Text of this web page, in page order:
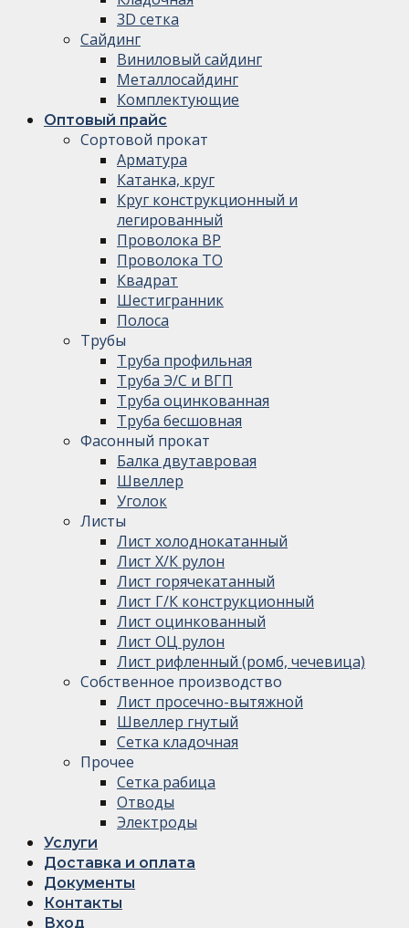
3D сетка
Сайдинг
Виниловый сайдинг
Металлосайдинг
Комплектующие
Оптовый прайс
Сортовой прокат
Арматура
Катанка, круг
Круг конструкционный и
легированный
Проволока ВР
Проволока ТО
Квадрат
Шестигранник
Полоса
Трубы
Труба профильная
Труба Э/С и ВГП
Труба оцинкованная
Труба бесшовная
Фасонный прокат
Балка двутавровая
Швеллер
Уголок
Листы
Лист холоднокатанный
Лист Х/К рулон
Лист горячекатанный
Лист Г/К конструкционный
Лист оцинкованный
Лист ОЦ рулон
Лист рифленный (ромб, чечевица)
Собственное производство
Лист просечно-вытяжной
Швеллер гнутый
Сетка кладочная
Прочее
Сетка рабица
Отводы
Электроды
Услуги
Доставка и оплата
Документы
Контакты
Вход